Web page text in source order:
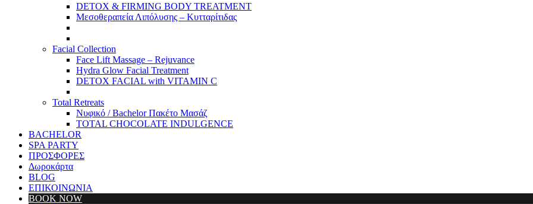
DETOX & FIRMING BODY TREATMENT
Μεσοθεραπεία Λιπόλυσης – Κυτταρίτιδας
Facial Collection
Face Lift Massage – Rejuvance
Hydra Glow Facial Treatment
DETOX FACIAL with VITAMIN C
Total Retreats
Νυφικό / Bachelor Πακέτο Μασάζ
TOTAL CHOCOLATE INDULGENCE
BACHELOR
SPA PARTY
ΠΡΟΣΦΟΡΕΣ
Δωροκάρτα
BLOG
ΕΠΙΚΟΙΝΩΝΙΑ
BOOK NOW